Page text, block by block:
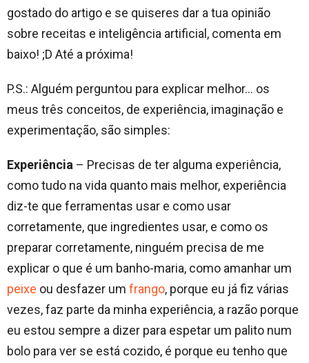
gostado do artigo e se quiseres dar a tua opinião
sobre receitas e inteligência artificial, comenta em
baixo! ;D Até a próxima!
P.S.: Alguém perguntou para explicar melhor… os
meus três conceitos, de experiência, imaginação e
experimentação, são simples:
Experiência – Precisas de ter alguma experiência,
como tudo na vida quanto mais melhor, experiência
diz-te que ferramentas usar e como usar
corretamente, que ingredientes usar, e como os
preparar corretamente, ninguém precisa de me
explicar o que é um banho-maria, como amanhar um
peixe ou desfazer um frango, porque eu já fiz várias
vezes, faz parte da minha experiência, a razão porque
eu estou sempre a dizer para espetar um palito num
bolo para ver se está cozido, é porque eu tenho que